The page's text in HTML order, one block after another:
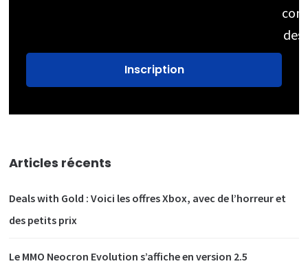
des
Articles récents
Deals with Gold : Voici les offres Xbox, avec de l’horreur et
des petits prix
Le MMO Neocron Evolution s’affiche en version 2.5